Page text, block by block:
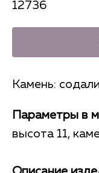
12736
Параметры в
высота 11,
Камень: